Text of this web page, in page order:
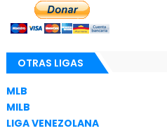
OTRAS LIGAS
MLB
MILB
LIGA VENEZOLANA